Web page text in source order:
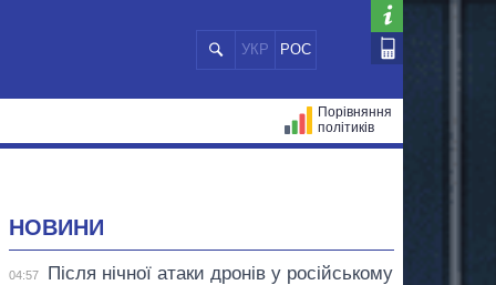
УКР РОС
Порівняння
політиків
НОВИНИ
04:57
Після нічної атаки дронів у російському